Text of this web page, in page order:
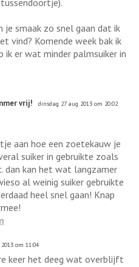
je smaak zo snel gaan dat ik
vind? Komende week bak ik
ik er wat minder palmsuiker in
vrij! dinsdag 27 aug 2013 om 20:02
aan hoe een zoetekauw je
suiker in gebruikte zoals
dan kan het wat langzamer
al weinig suiker gebruikte
heel snel gaan! Knap
om 11:04
keer het deeg wat overblijft